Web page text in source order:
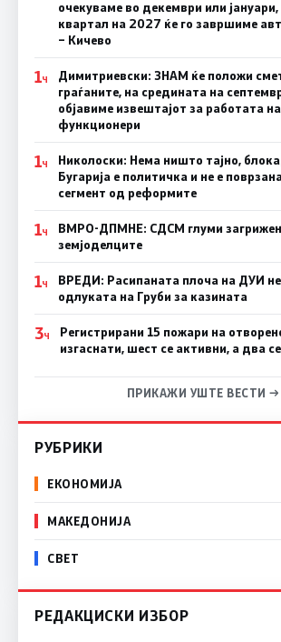
очекуваме во декември или
квартал на 2027 ќе го завршиме
– Кичево
1Ч
Димитриевски: ЗНАМ ќе положи
граѓаните, на средината на
објавиме извештајот за работата
функционери
1Ч
Николоски: Нема ништо тајно,
Бугарија е политичка и не е
сегмент од реформите
1Ч
ВМРО-ДПМНЕ: СДСМ глуми
земјоделците
1Ч
ВРЕДИ: Расипаната плоча на ДУИ
одлуката на Груби за казината
3Ч
Регистрирани 15 пожари на
изгаснати, шест се активни, а два
ПРИКАЖИ УШТЕ ВЕСТИ →
РУБРИКИ
ЕКОНОМИЈА
МАКЕДОНИЈА
СВЕТ
РЕДАКЦИСКИ ИЗБОР